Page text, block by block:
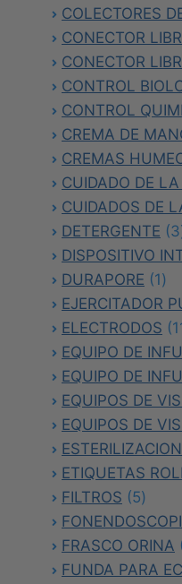
COLECTORES
CONECTOR
CONECTOR
CONTROL
CONTROL
CREMA DE
CREMAS
CUIDADO DE LA
CUIDADOS DE
DETERGENTE 3
DISPOSITIVO
DURAPORE 11
EJERCITADOR
ELECTRODOS
EQUIPO DE
EQUIPO DE
EQUIPOS DE
EQUIPOS DE
ESTERILIZACION
ETIQUETAS
FILTROS 55
FRASCO ORINA
FUNDA PARA